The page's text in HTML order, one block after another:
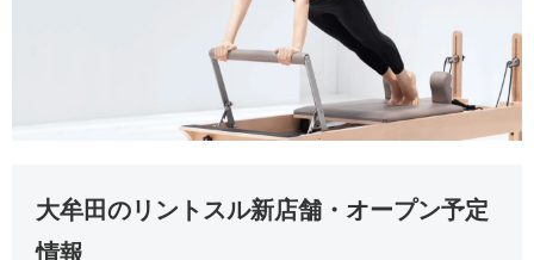
大牟田のリントスル新店舗・オープン予定
情報